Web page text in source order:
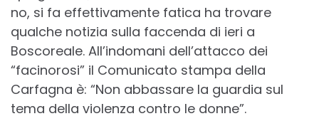
no, si fa effettivamente fatica ha trovare
qualche notizia sulla faccenda di ieri a
Boscoreale. All’indomani dell’attacco dei
“facinorosi” il Comunicato stampa della
Carfagna è: “Non abbassare la guardia sul
tema della violenza contro le donne”.